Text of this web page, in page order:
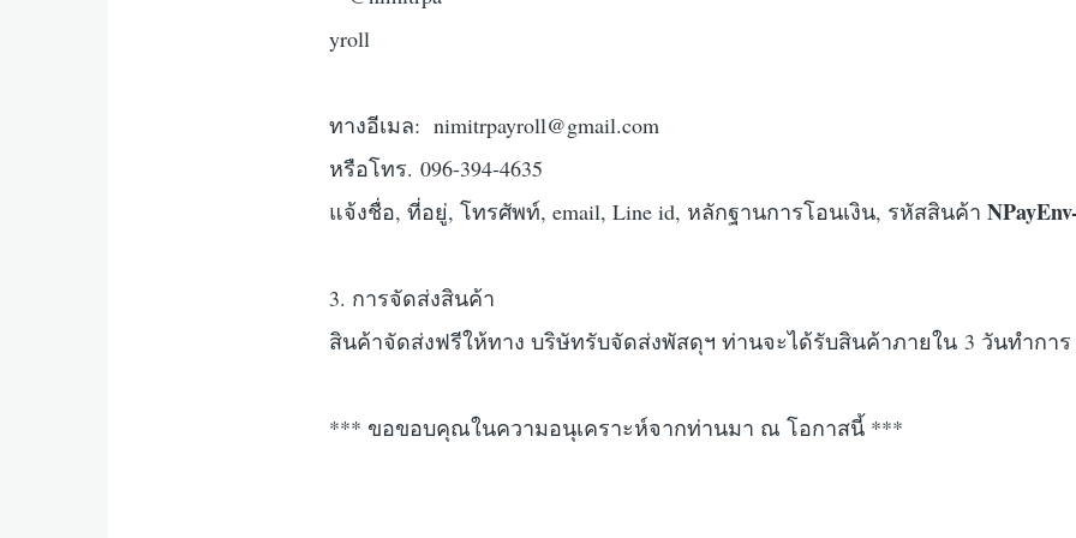
ทางอีเมล: nimitrpayroll@gmail.com
หรือโทร. 096-394-4635
แจ้งชื่อ, ที่อยู่, โทรศัพท์, email, Line id, หลักฐานการโอนเงิน, รหัสสินค้า
3. การจัดส่งสินค้า
สินค้าจัดส่งฟรีให้ทาง บริษัทรับจัดส่งพัสดุฯ ท่านจะได้รับสินค้าภายใน 3 วันทำการ
*** ขอขอบคุณในความอนุเคราะห์จากท่านมา ณ โอกาสนี้ ***